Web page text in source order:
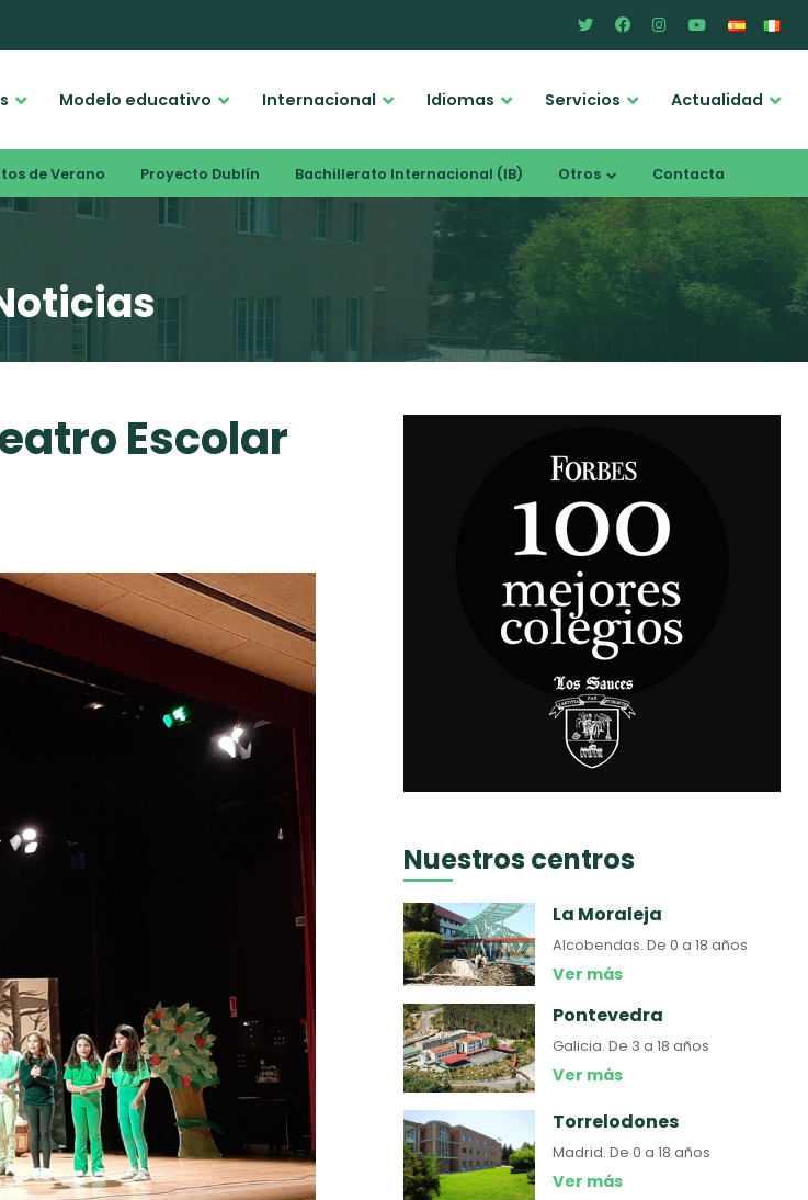
Modelo educativo Internacional Idiomas Servicios Actualidad
de Verano Proyecto Dublín Bachillerato Internacional (IB) Otros Contacta
Escolar
Nuestros centros
La Moraleja
Alcobendas.De 0 a 18 años
Ver más
Pontevedra
Galicia.De 3 a 18 años
Ver más
Torrelodones
Madrid.De 0 a 18 años
Ver más